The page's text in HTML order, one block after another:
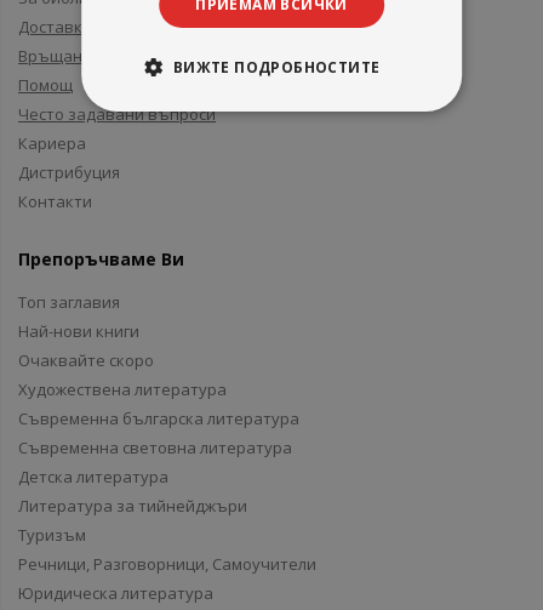
Доставка
Връщане
Помощ
Често задавани въпроси
Кариера
Дистрибуция
Контакти
Препоръчваме Ви
Топ заглавия
Най-нови книги
Очаквайте скоро
Художествена литература
Съвременна българска литература
Съвременна световна литература
Детска литература
Литература за тийнейджъри
Туризъм
Речници, Разговорници, Самоучители
Юридическа литература
ВИЖТЕ ПОДРОБНОСТИТЕ